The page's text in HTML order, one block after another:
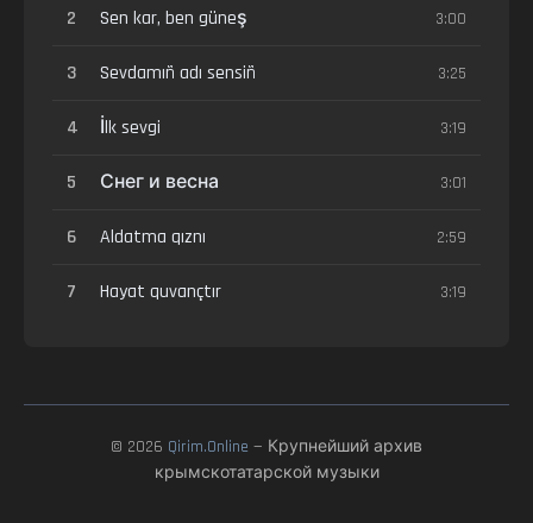
2 Sen kar, ben güneş 3:00
3 Sevdamıñ adı sensiñ 3:25
4 İlk sevgi 3:19
5 Снег и весна 3:01
6 Aldatma qıznı 2:59
7 Hayat quvançtır 3:19
© 2026 Qirim.Online — Крупнейший архив
крымскотатарской музыки